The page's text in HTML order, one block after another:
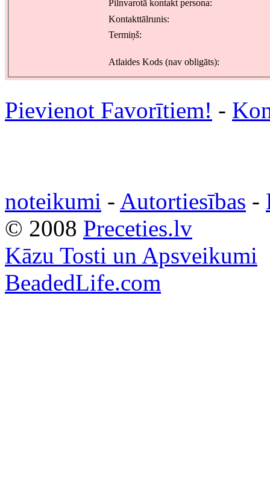
Pilnvarotā kontakt persona:
Kontakttālrunis:
Termiņš:
Atlaides Kods (nav obligāts):
Pievienot Favorītiem! -
noteikumi - Autortiesības -
© 2008 Preceties.lv
Kāzu Tosti un Apsveikumi
BeadedLife.com